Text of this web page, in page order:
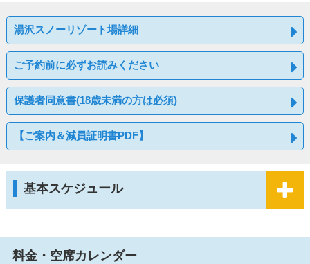
湯沢スノーリゾート場詳細
ご予約前に必ずお読みください
保護者同意書(18歳未満の方は必須)
【ご案内＆減員証明書PDF】
基本スケジュール
料金・空席カレンダー